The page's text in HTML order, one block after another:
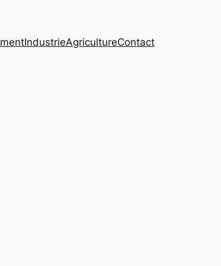
IndustrieAgricultureContact